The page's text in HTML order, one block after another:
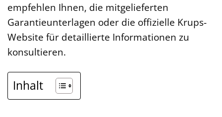
empfehlen Ihnen, die mitgelieferten
Garantieunterlagen oder die offizielle Krups-
Website für detaillierte Informationen zu
konsultieren.
Inhalt